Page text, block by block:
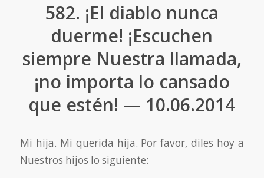
582. ¡El diablo nunca
duerme! ¡Escuchen
siempre Nuestra llamada,
¡no importa lo cansado
que estén! — 10.06.2014
Mi hija. Mi querida hija. Por favor, diles hoy a
Nuestros hijos lo siguiente: